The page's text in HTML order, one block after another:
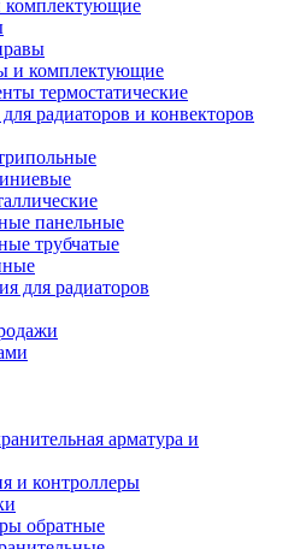
комплектующие
и комплектующие
термостатические
радиаторов и конвекторов
панельные
трубчатые
для радиаторов
арматура и
и контроллеры
обратные